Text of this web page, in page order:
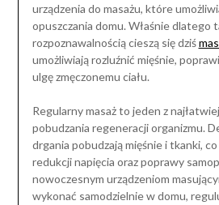
urządzenia do masażu, które
opuszczania domu. Właśnie dlatego
rozpoznawalnością cieszą się dziś
umożliwiają rozluźnić mięśnie,
ulgę zmęczonemu ciału.
Regularny masaż to jeden z
pobudzania regeneracji organizmu.
drgania pobudzają mięśnie i tkanki,
redukcji napięcia oraz poprawy
nowoczesnym urządzeniom
wykonać samodzielnie w domu,